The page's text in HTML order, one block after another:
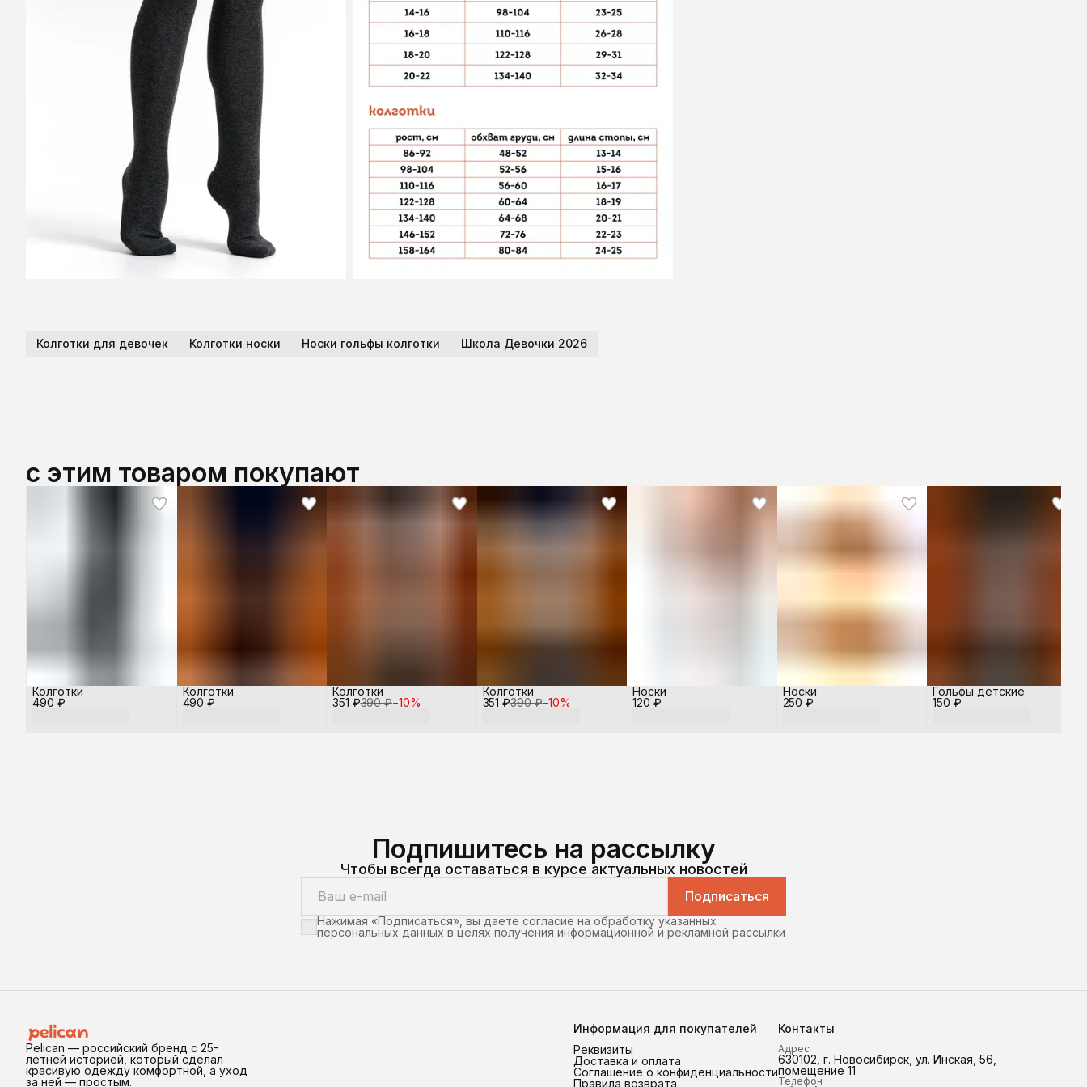
Колготки для девочек Колготки носки Носки гольфы колготки Школа Девочки 2026
с этим товаром покупают
490 ₽
Колготки
490 ₽
Колготки
351 ₽390 ₽−10%
Колготки
351 ₽390 ₽−10%
Колготки
120 ₽
Носки
250 ₽
Носки
150 ₽
Гольфы детские
Подпишитесь на рассылку
Чтобы всегда оставаться в курсе актуальных новостей
Подписаться
Нажимая «Подписаться», вы даете согласие на обработку указанных
персональных данных в целях получения информационной и рекламной рассылки
Pelican — российский бренд с 25-
летней историей, который сделал
красивую одежду комфортной, а уход
за ней — простым.
Информация для покупателей
Реквизиты
Доставка и оплата
Соглашение о конфиденциальности
Правила возврата
Контакты
Адрес
630102, г. Новосибирск, ул. Инская, 56,
помещение 11
Телефон